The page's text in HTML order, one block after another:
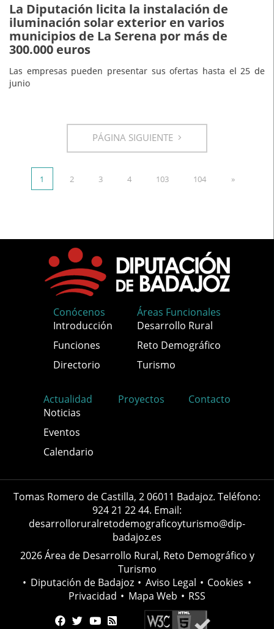
La Diputación licita la instalación de
iluminación solar exterior en varios
municipios de La Serena por más de
300.000 euros
Las empresas pueden presentar sus ofertas hasta el 25 de
junio
PÁGINA SIGUIENTE
1 2 3 4 103 104 »
Conócenos
Introducción
Funciones
Directorio
Áreas Funcionales
Desarrollo Rural
Reto Demográfico
Turismo
Actualidad
Noticias
Eventos
Calendario
Proyectos Contacto
Tomas Romero de Castilla, 2 06011 Badajoz. Teléfono:
924 21 22 44. Email:
desarrolloruralretodemograficoyturismo@dip-
badajoz.es
2026 Área de Desarrollo Rural, Reto Demográfico y
Turismo
• Diputación de Badajoz • Aviso Legal • Cookies •
Privacidad • Mapa Web • RSS